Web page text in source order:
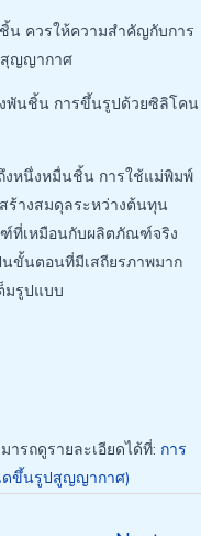
น ควรให้ความสำคัญกับการ
สุญญากาศ
พันชิ้น การขึ้นรูปด้วยซิลิโคน
งหนึ่งหมื่นชิ้น การใช้แม่พิมพ์
ร้างสมดุลระหว่างต้นทุน
ที่เหมือนกับผลิตภัณฑ์จริง
ขั้นตอนที่มีเสถียรภาพมาก
มรูปแบบ
ารถดูรายละเอียดได้ที่: การ
ดขึ้นรูปสูญญากาศ)